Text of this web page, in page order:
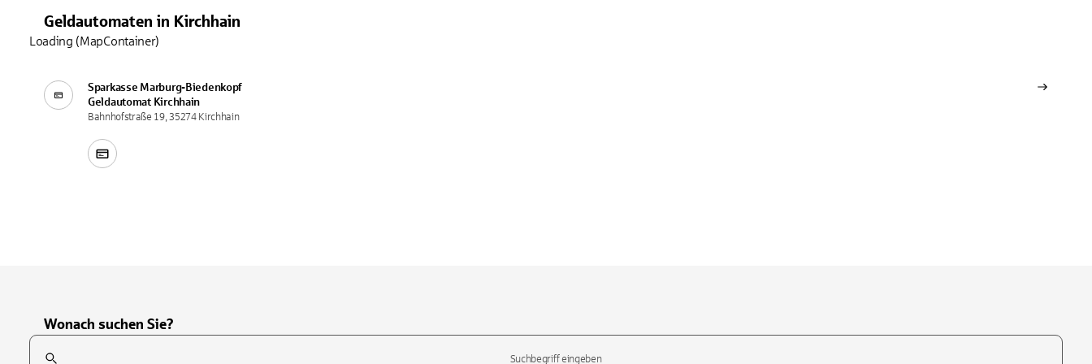
Geldautomaten in Kirchhain
Sparkasse Marburg-Biedenkopf
Geldautomat Kirchhain
Bahnhofstraße 19, 35274 Kirchhain
Loading (MapContainer)
Wonach suchen Sie?
Suchfeld